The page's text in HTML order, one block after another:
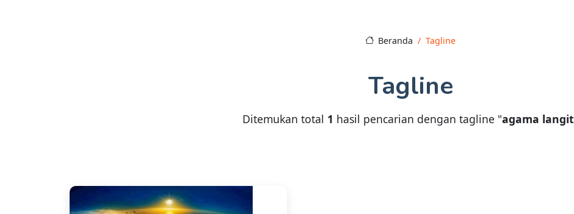
Beranda Tagline
Tagline
Ditemukan total 1 hasil pencarian dengan tagline "agama langit